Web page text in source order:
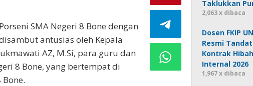
SMA Negeri 8 Bone dengan
antusias oleh Kepala
AZ, M.Si, para guru dan
8 Bone, yang bertempat di
Taklukkan
2,063 x dibaca
Dosen FKIP
Resmi
Kontrak
Internal 2026
1,967 x dibaca